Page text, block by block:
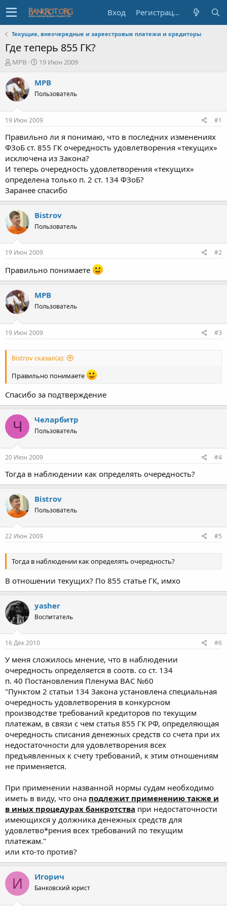
Вход Регистрация
Текущие, внеочередные и зареестровые платежи и кредиторы
Где теперь 855 ГК?
А
т
о
р
е
м
ы
MPB
Д
т
н
ч
а
л
а
19 Июн 2009
MPB
Пользователь
19 Июн 2009 #1
Правильно ли я понимаю, что в последних изменениях
ФЗоБ ст. 855 ГК очередность удовлетворения «текущих»
исключена из Закона?
И теперь очередность удовлетворения «текущих»
определена только п. 2 ст. 134 ФЗоБ?
Заранее спасибо
Bistrov
Пользователь
19 Июн 2009 #2
Правильно понимаете
MPB
Пользователь
19 Июн 2009 #3
Bistrov сказал(а):
Правильно понимаете
Спасибо за подтверждение
Ч Челарбитр
Пользователь
20 Июн 2009 #4
Тогда в наблюдении как определять очередность?
Bistrov
Пользователь
22 Июн 2009 #5
Тогда в наблюдении как определять очередность?
В отношении текущих? По 855 статье ГК, имхо
yasher
Воспитатель
16 Дек 2010 #6
У меня сложилось мнение, что в наблюдении
очередность определяется в соотв. со ст. 134
п. 40 Постановления Пленума ВАС №60
"Пунктом 2 статьи 134 Закона установлена специальная
очередность удовлетворения в конкурсном
производстве требований кредиторов по текущим
платежам, в связи с чем статья 855 ГК РФ, определяющая
очередность списания денежных средств со счета при их
недостаточности для удовлетворения всех
предъявленных к счету требований, к этим отношениям
не применяется.
При применении названной нормы судам необходимо
иметь в виду, что она подлежит применению также и
в иных процедурах банкротства при недостаточности
имеющихся у должника денежных средств для
удовлетво*рения всех требований по текущим
платежам."
или кто-то против?
И Игорич
Банковский юрист